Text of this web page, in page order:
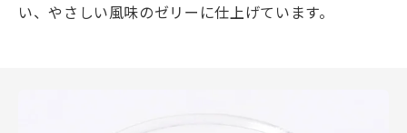
い、やさしい風味のゼリーに仕上げています。